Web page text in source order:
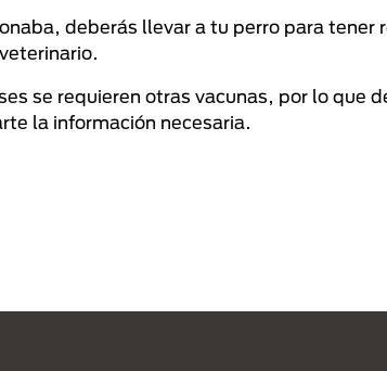
deberás llevar a tu perro para tener
se requieren otras vacunas, por lo que
la información necesaria.